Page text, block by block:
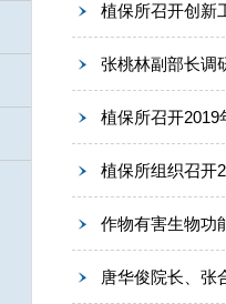
植保所召开创新
张桃林副部长调
植保所召开2019
植保所组织召开
作物有害生物功
唐华俊院长、张